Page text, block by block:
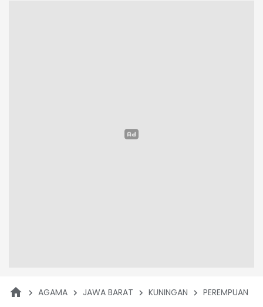
AGAMA JAWA BARAT KUNINGAN PEREMPUAN